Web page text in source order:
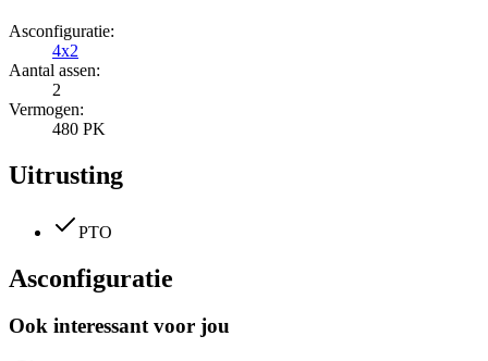
Asconfiguratie:
4x2
Aantal assen:
2
Vermogen:
480 PK
Uitrusting
PTO
Asconfiguratie
Ook interessant voor jou